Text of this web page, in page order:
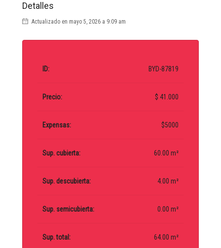
Detalles
Actualizado en mayo 5, 2026 a 9:09 am
ID: BYD-87819
Precio: $ 41.000
Expensas: $5000
Sup. cubierta: 60.00 m²
Sup. descubierta: 4.00 m²
Sup. semicubierta: 0.00 m²
Sup. total: 64.00 m²